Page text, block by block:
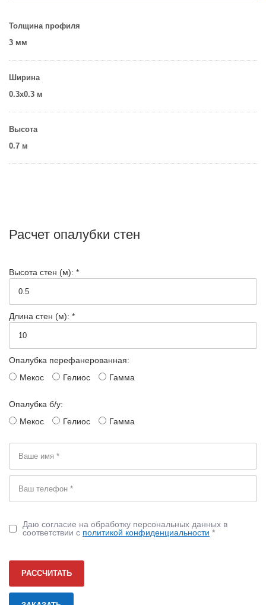
Толщина профиля
3 мм
Ширина
0.3х0.3 м
Высота
0.7 м
Расчет опалубки стен
Высота стен (м): *
Длина стен (м): *
Опалубка перефанерованная:
Мекос
Гелиос Гамма
Опалубка б/у:
Мекос
Гелиос Гамма
Даю согласие на обработку персональных данных в
соответствии с политикой конфиденциальности *
РАССЧИТАТЬ